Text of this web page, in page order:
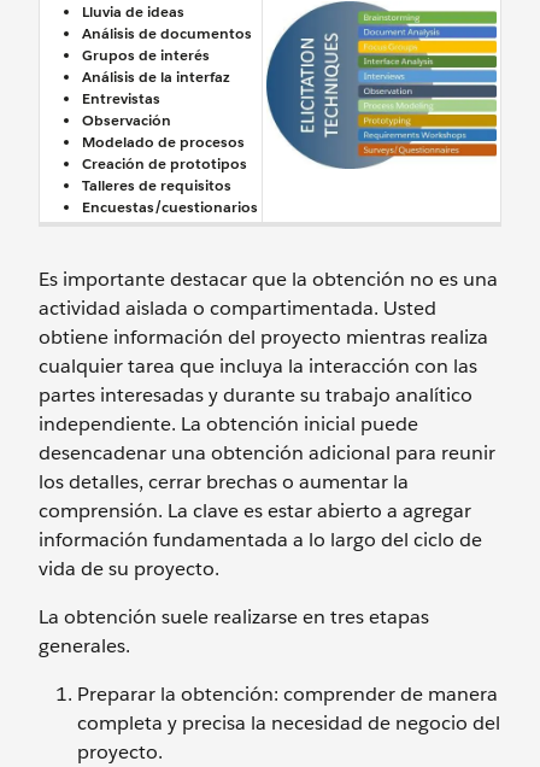
Lluvia de ideas
Análisis de documentos
Grupos de interés
Análisis de la interfaz
Entrevistas
Observación
Modelado de procesos
Creación de prototipos
Talleres de requisitos
Encuestas/cuestionarios
Es importante destacar que la obtención no es una
actividad aislada o compartimentada. Usted
obtiene información del proyecto mientras realiza
cualquier tarea que incluya la interacción con las
partes interesadas y durante su trabajo analítico
independiente. La obtención inicial puede
desencadenar una obtención adicional para reunir
los detalles, cerrar brechas o aumentar la
comprensión. La clave es estar abierto a agregar
información fundamentada a lo largo del ciclo de
vida de su proyecto.
La obtención suele realizarse en tres etapas
generales.
Preparar la obtención: comprender de manera
completa y precisa la necesidad de negocio del
proyecto.